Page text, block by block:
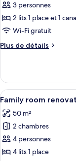
pour
ce
type
chambre :
avec
lits
jumeaux,
plusieurs
lits
3 personnes
2 lits 1 place et 1
Wi-Fi gratuit
Plus de détails
Plus
le
type
de
chambre
Chambre
Exécutive
lits
jumeaux,
Afficher
toutes
les
photos
pour
ce
9
Family room
50 m²
2 chambres
4 personnes
4 lits 1 place